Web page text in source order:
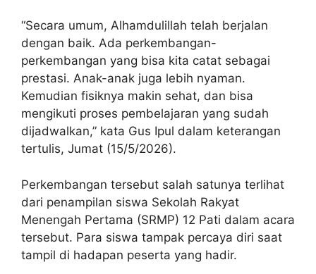
“Secara umum, Alhamdulillah telah berjalan
dengan baik. Ada perkembangan-
perkembangan yang bisa kita catat sebagai
prestasi. Anak-anak juga lebih nyaman.
Kemudian fisiknya makin sehat, dan bisa
mengikuti proses pembelajaran yang sudah
dijadwalkan,” kata Gus Ipul dalam keterangan
tertulis, Jumat (15/5/2026).
Perkembangan tersebut salah satunya terlihat
dari penampilan siswa Sekolah Rakyat
Menengah Pertama (SRMP) 12 Pati dalam acara
tersebut. Para siswa tampak percaya diri saat
tampil di hadapan peserta yang hadir.